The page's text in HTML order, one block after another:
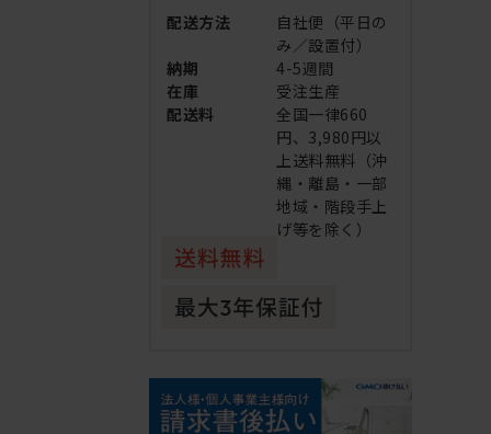
配送方法
自社便（平日の
み／設置付）
納期
4-5週間
在庫
受注生産
配送料
全国一律660
円、3,980円以
上送料無料（沖
縄・離島・一部
地域・階段手上
げ等を除く）